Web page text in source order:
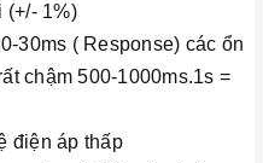
(+/- 1%)
30ms ( Response) các ổn
chậm 500-1000ms.1s =
điện áp thấp